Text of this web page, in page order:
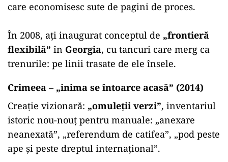
care economisesc sute de pagini de proces.
În 2008, ați inaugurat conceptul de „frontieră
flexibilă” în Georgia, cu tancuri care merg ca
trenurile: pe linii trasate de ele însele.
Crimeea – „inima se întoarce acasă” (2014)
Creație vizionară: „omuleții verzi”, inventariul
istoric nou-nouț pentru manuale: „anexare
neanexată”, „referendum de catifea”, „pod peste
ape și peste dreptul internațional”.